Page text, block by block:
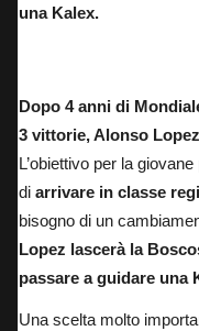
una Kalex.
Dopo 4 anni di
3 vittorie, Alonso
L’obiettivo per la
di arrivare in classe
bisogno di un
Lopez lascerà la
passare a guidare una
Una scelta molto